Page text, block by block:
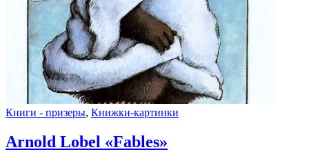
Книги - призеры, Книжки-картинки
Arnold Lobel «Fables»